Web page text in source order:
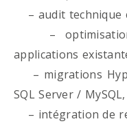
– audit technique
– optimisation
applications
– migrations
SQL Server /
– intégration de